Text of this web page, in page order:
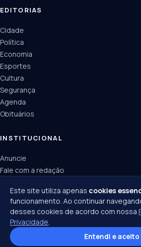
EDITORIAS
Cidade
Política
Economia
Esportes
Cultura
Segurança
Agenda
Obituários
INSTITUCIONAL
Anuncie
Fale com a redação
© 2026 Joinville Notícias · Todos os direitos
Termos de uso
Este site utiliza apenas cookies
funcionamento. Ao continuar
desses cookies de acordo com nossa
Privacidade.
Entendi e aceito